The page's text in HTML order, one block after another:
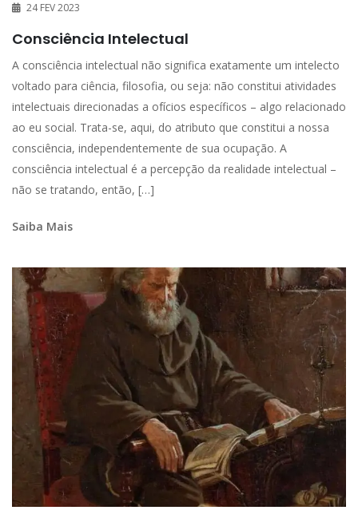
24 FEV 2023
Consciência Intelectual
A consciência intelectual não significa exatamente um intelecto
voltado para ciência, filosofia, ou seja: não constitui atividades
intelectuais direcionadas a ofícios específicos – algo relacionado
ao eu social. Trata-se, aqui, do atributo que constitui a nossa
consciência, independentemente de sua ocupação. A
consciência intelectual é a percepção da realidade intelectual –
não se tratando, então, […]
Saiba Mais